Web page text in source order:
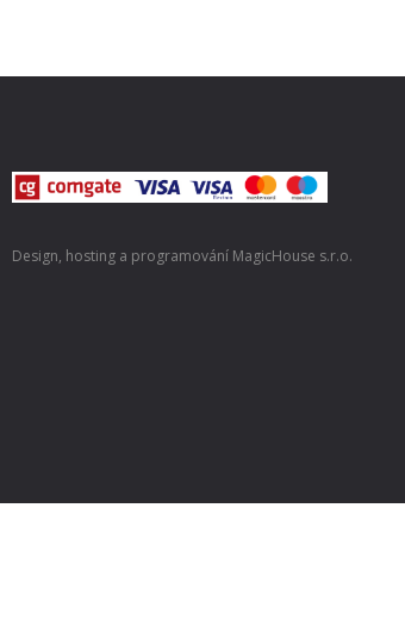
Design, hosting a programování MagicHouse s.r.o.